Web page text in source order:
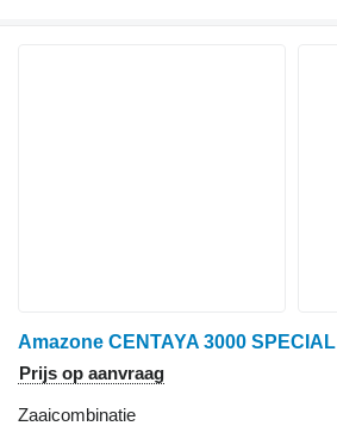
Amazone CENTAYA 3000 SPECIAL
Prijs op aanvraag
Zaaicombinatie